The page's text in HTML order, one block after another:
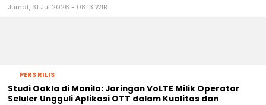
Jumat, 31 Jul 2026 - 08:13 WIB
PERS RILIS
Studi Ookla di Manila: Jaringan VoLTE Milik Operator
Seluler Ungguli Aplikasi OTT dalam Kualitas dan